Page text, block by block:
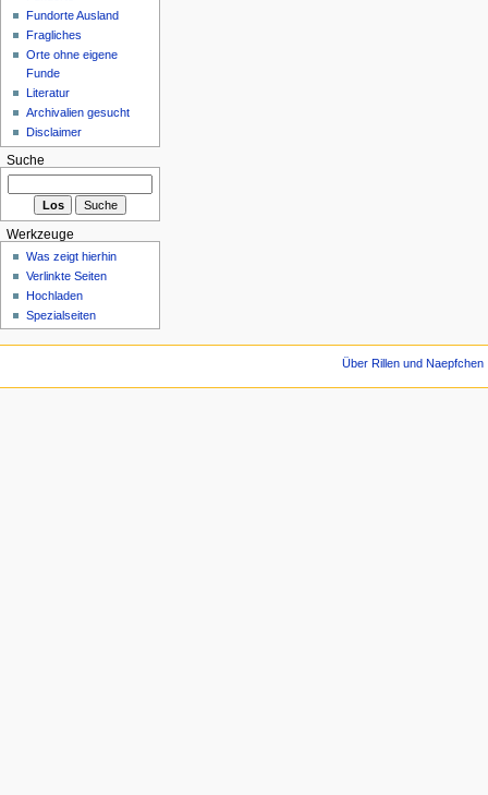
Fundorte Ausland
Fragliches
Orte ohne eigene
Funde
Literatur
Archivalien gesucht
Disclaimer
Suche
Werkzeuge
Was zeigt hierhin
Verlinkte Seiten
Hochladen
Spezialseiten
Über Rillen und Naepfchen